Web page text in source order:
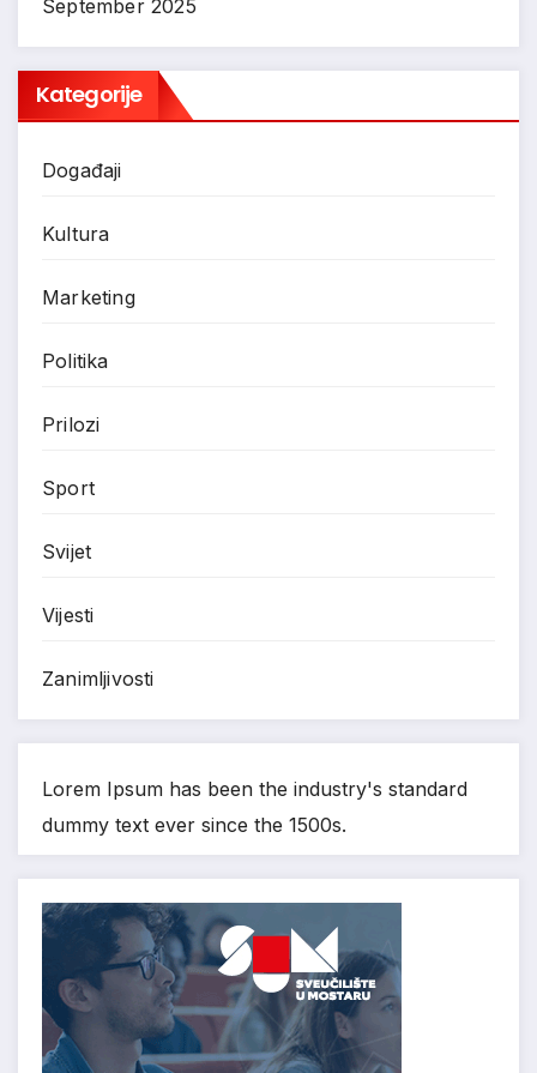
September 2025
Kategorije
Događaji
Kultura
Marketing
Politika
Prilozi
Sport
Svijet
Vijesti
Zanimljivosti
Lorem Ipsum has been the industry's standard
dummy text ever since the 1500s.